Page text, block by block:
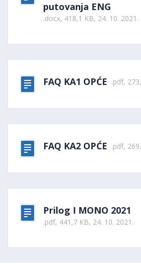
putovanja ENG
.docx, 418,1 KB, 24. 10. 2021.
FAQ KA1 OPĆE .pdf,
FAQ KA2 OPĆE .pdf,
Prilog I MONO 2021
.pdf, 441,7 KB, 24. 10. 2021.